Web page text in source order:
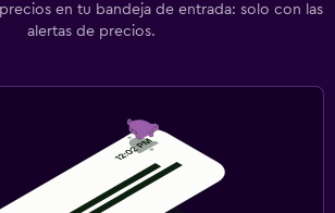
en tu bandeja de entrada: solo con las
alertas de precios.